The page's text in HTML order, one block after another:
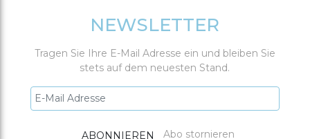
NEWSLETTER
Tragen Sie Ihre E-Mail Adresse ein und bleiben Sie
stets auf dem neuesten Stand.
Abo stornieren